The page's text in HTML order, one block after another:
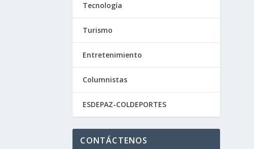
Tecnología
Turismo
Entretenimiento
Columnistas
ESDEPAZ-COLDEPORTES
CONTÁCTENOS